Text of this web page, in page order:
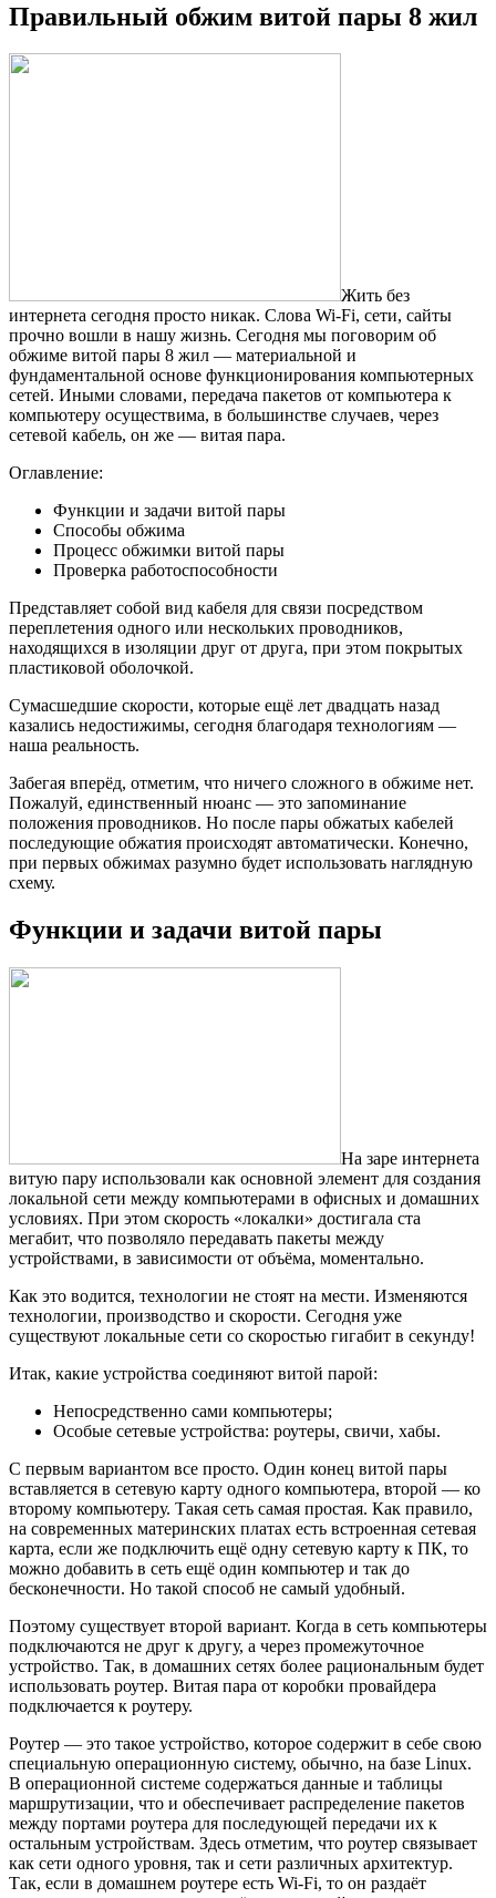
Правильный обжим витой пары 8 жил
Жить без
интернета сегодня просто никак. Слова Wi-Fi, сети, сайты
прочно вошли в нашу жизнь. Сегодня мы поговорим об
обжиме витой пары 8 жил — материальной и
фундаментальной основе функционирования компьютерных
сетей. Иными словами, передача пакетов от компьютера к
компьютеру осуществима, в большинстве случаев, через
сетевой кабель, он же — витая пара.
Оглавление:
Функции и задачи витой пары
Способы обжима
Процесс обжимки витой пары
Проверка работоспособности
Представляет собой вид кабеля для связи посредством
переплетения одного или нескольких проводников,
находящихся в изоляции друг от друга, при этом покрытых
пластиковой оболочкой.
Сумасшедшие скорости, которые ещё лет двадцать назад
казались недостижимы, сегодня благодаря технологиям —
наша реальность.
Забегая вперёд, отметим, что ничего сложного в обжиме нет.
Пожалуй, единственный нюанс — это запоминание
положения проводников. Но после пары обжатых кабелей
последующие обжатия происходят автоматически. Конечно,
при первых обжимах разумно будет использовать наглядную
схему.
Функции и задачи витой пары
На заре интернета
витую пару использовали как основной элемент для создания
локальной сети между компьютерами в офисных и домашних
условиях. При этом скорость «локалки» достигала ста
мегабит, что позволяло передавать пакеты между
устройствами, в зависимости от объёма, моментально.
Как это водится, технологии не стоят на мести. Изменяются
технологии, производство и скорости. Сегодня уже
существуют локальные сети со скоростью гигабит в секунду!
Итак, какие устройства соединяют витой парой:
Непосредственно сами компьютеры;
Особые сетевые устройства: роутеры, свичи, хабы.
С первым вариантом все просто. Один конец витой пары
вставляется в сетевую карту одного компьютера, второй — ко
второму компьютеру. Такая сеть самая простая. Как правило,
на современных материнских платах есть встроенная сетевая
карта, если же подключить ещё одну сетевую карту к ПК, то
можно добавить в сеть ещё один компьютер и так до
бесконечности. Но такой способ не самый удобный.
Поэтому существует второй вариант. Когда в сеть компьютеры
подключаются не друг к другу, а через промежуточное
устройство. Так, в домашних сетях более рациональным будет
использовать роутер. Витая пара от коробки провайдера
подключается к роутеру.
Роутер — это такое устройство, которое содержит в себе свою
специальную операционную систему, обычно, на базе Linux.
В операционной системе содержаться данные и таблицы
маршрутизации, что и обеспечивает распределение пакетов
между портами роутера для последующей передачи их к
остальным устройствам. Здесь отметим, что роутер связывает
как сети одного уровня, так и сети различных архитектур.
Так, если в домашнем роутере есть Wi-Fi, то он раздаёт